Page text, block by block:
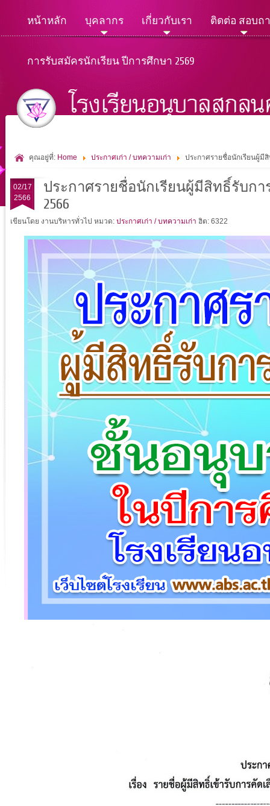
หน้าหลัก บุคลากร เกี่ยวกับเรา ติดต่อ สอบถ
การรับสมัครนักเรียน ปีการศึกษา 2569
คุณอยู่ที่: Home ประกาศเก่า / บทความเก่า ประกาศรายชื่อนักเรียนผู้มี
02/17
2566
ประกาศรายชื่อนักเรียนผู้มีสิทธิ์รับก
2566
เขียนโดย งานบริหารทั่วไป หมวด: ประกาศเก่า / บทความเก่า ฮิต: 6322